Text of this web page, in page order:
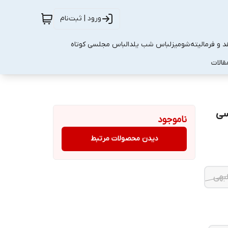
ورود | ثبت‌نام
و فرمالیتهشومیزلباس شب یلدالباس مجلسی کوتاه
ناموجود
دیدن محصولات مرتبط